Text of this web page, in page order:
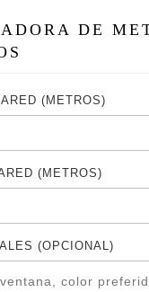
DE
(METROS)
(METROS)
(OPCIONAL)